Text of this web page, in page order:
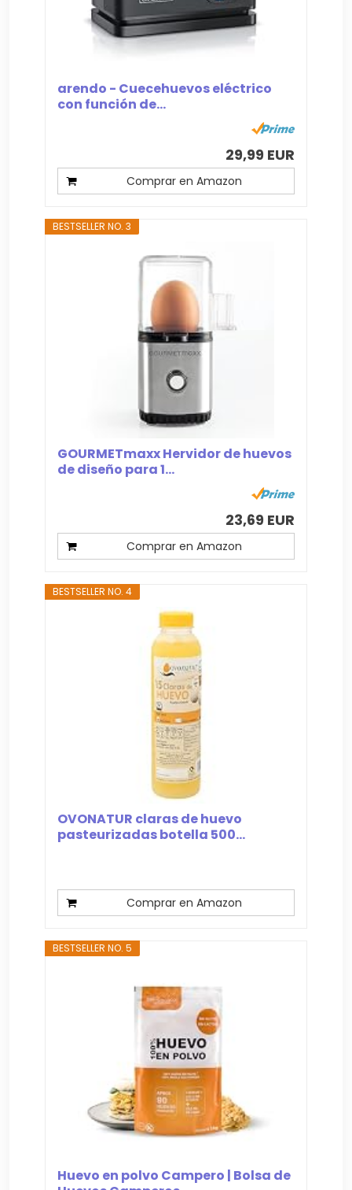
arendo - Cuecehuevos eléctrico
con función de...
29,99 EUR
Comprar en Amazon
BESTSELLER NO. 3
GOURMETmaxx Hervidor de huevos
de diseño para 1...
23,69 EUR
Comprar en Amazon
BESTSELLER NO. 4
OVONATUR claras de huevo
pasteurizadas botella 500...
Comprar en Amazon
BESTSELLER NO. 5
Huevo en polvo Campero | Bolsa de